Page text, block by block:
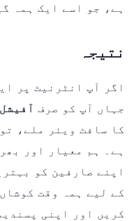
ہے، جو اسے ایک ہمہ
نتیجہ
اگر آپ انٹرنیٹ پر
جہاں آپ کو صرف آفیشل
کا سافٹ ویئر ملے، تو
ہے۔ ہم معیار اور
اپنے صارفین کو
کریں اور اپنی